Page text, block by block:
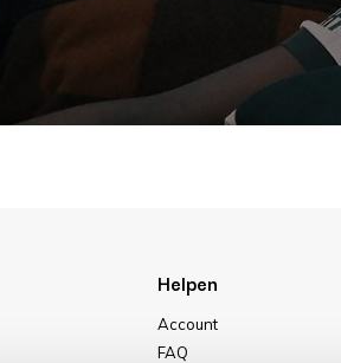
Helpen
Account
FAQ